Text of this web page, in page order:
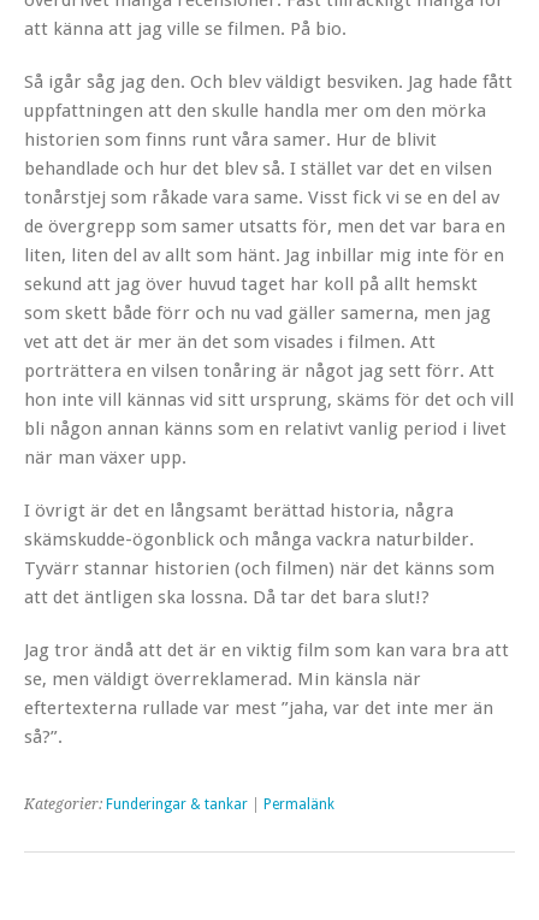
att känna att jag ville se filmen. På bio.
Så igår såg jag den. Och blev väldigt besviken. Jag hade fått
uppfattningen att den skulle handla mer om den mörka
historien som finns runt våra samer. Hur de blivit
behandlade och hur det blev så. I stället var det en vilsen
tonårstjej som råkade vara same. Visst fick vi se en del av
de övergrepp som samer utsatts för, men det var bara en
liten, liten del av allt som hänt. Jag inbillar mig inte för en
sekund att jag över huvud taget har koll på allt hemskt
som skett både förr och nu vad gäller samerna, men jag
vet att det är mer än det som visades i filmen. Att
porträttera en vilsen tonåring är något jag sett förr. Att
hon inte vill kännas vid sitt ursprung, skäms för det och vill
bli någon annan känns som en relativt vanlig period i livet
när man växer upp.
I övrigt är det en långsamt berättad historia, några
skämskudde-ögonblick och många vackra naturbilder.
Tyvärr stannar historien (och filmen) när det känns som
att det äntligen ska lossna. Då tar det bara slut!?
Jag tror ändå att det är en viktig film som kan vara bra att
se, men väldigt överreklamerad. Min känsla när
eftertexterna rullade var mest ”jaha, var det inte mer än
så?”.
Kategorier: Funderingar & tankar Permalänk